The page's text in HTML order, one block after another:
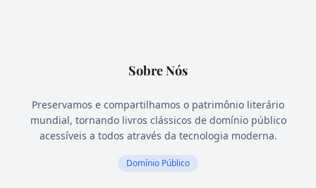
Sobre Nós
Preservamos e compartilhamos o patrimônio literário
mundial, tornando livros clássicos de domínio público
acessíveis a todos através da tecnologia moderna.
Domínio Público